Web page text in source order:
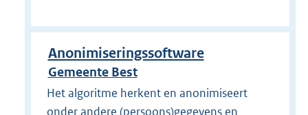
Anonimiseringssoftware
Gemeente Best
Het algoritme herkent en anonimiseert
onder andere (persoons)gegevens en